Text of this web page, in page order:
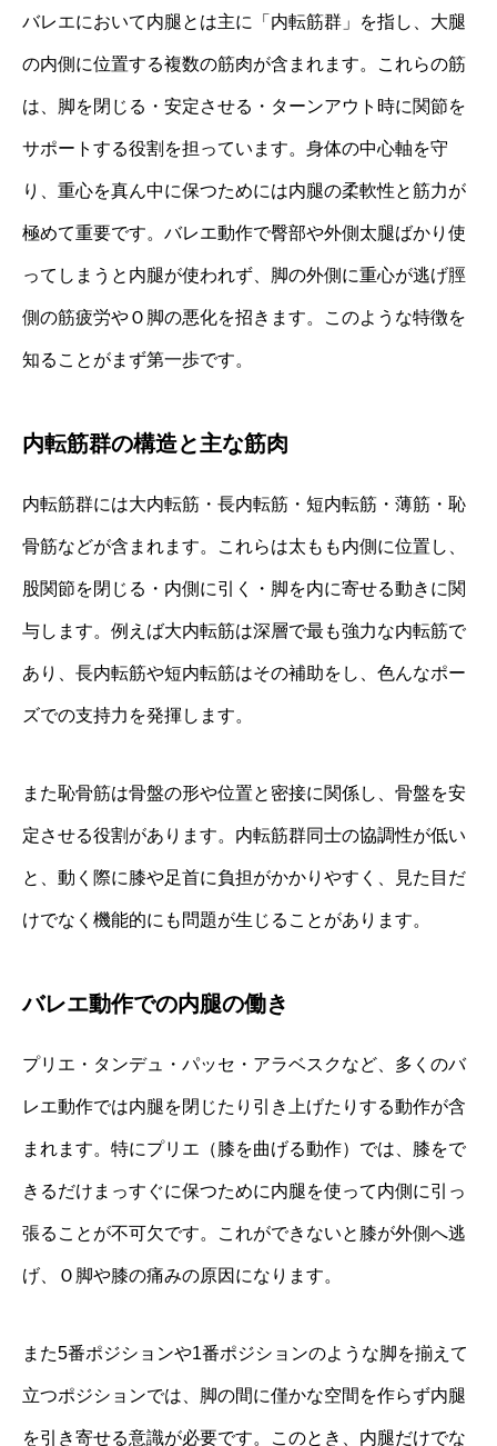
バレエにおいて内腿とは主に「内転筋群」を指し、大腿
の内側に位置する複数の筋肉が含まれます。これらの筋
は、脚を閉じる・安定させる・ターンアウト時に関節を
サポートする役割を担っています。身体の中心軸を守
り、重心を真ん中に保つためには内腿の柔軟性と筋力が
極めて重要です。バレエ動作で臀部や外側太腿ばかり使
ってしまうと内腿が使われず、脚の外側に重心が逃げ脛
側の筋疲労やＯ脚の悪化を招きます。このような特徴を
知ることがまず第一歩です。
内転筋群の構造と主な筋肉
内転筋群には大内転筋・長内転筋・短内転筋・薄筋・恥
骨筋などが含まれます。これらは太もも内側に位置し、
股関節を閉じる・内側に引く・脚を内に寄せる動きに関
与します。例えば大内転筋は深層で最も強力な内転筋で
あり、長内転筋や短内転筋はその補助をし、色んなポー
ズでの支持力を発揮します。
また恥骨筋は骨盤の形や位置と密接に関係し、骨盤を安
定させる役割があります。内転筋群同士の協調性が低い
と、動く際に膝や足首に負担がかかりやすく、見た目だ
けでなく機能的にも問題が生じることがあります。
バレエ動作での内腿の働き
プリエ・タンデュ・パッセ・アラベスクなど、多くのバ
レエ動作では内腿を閉じたり引き上げたりする動作が含
まれます。特にプリエ（膝を曲げる動作）では、膝をで
きるだけまっすぐに保つために内腿を使って内側に引っ
張ることが不可欠です。これができないと膝が外側へ逃
げ、Ｏ脚や膝の痛みの原因になります。
また5番ポジションや1番ポジションのような脚を揃えて
立つポジションでは、脚の間に僅かな空間を作らず内腿
を引き寄せる意識が必要です。このとき、内腿だけでな